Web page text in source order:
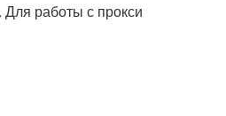
работы с прокси